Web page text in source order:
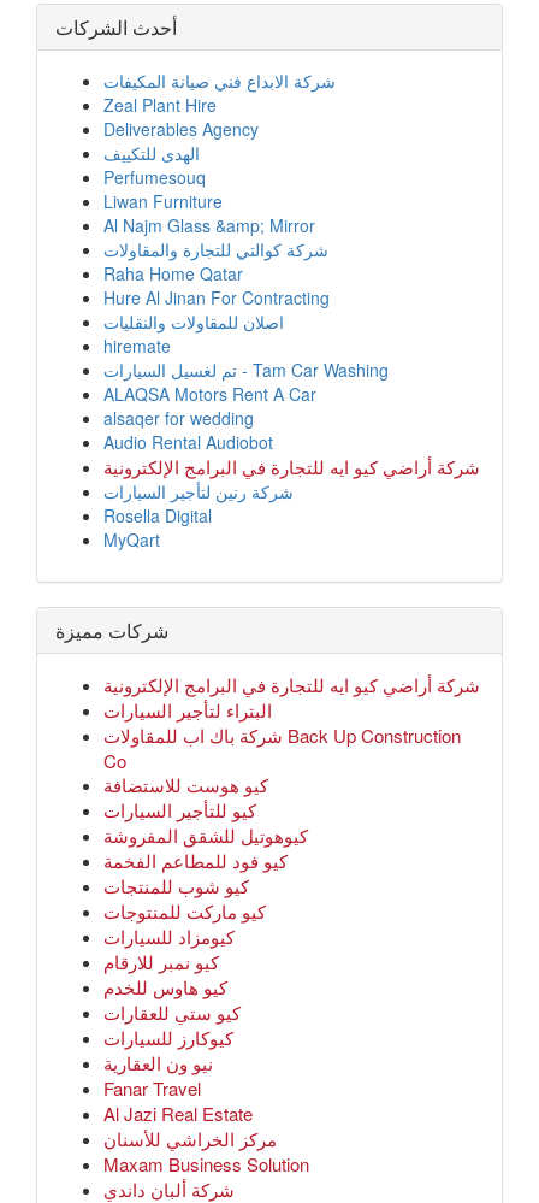
أحدث الشركات
شركة الابداع فني صيانة المكيفات
Zeal Plant Hire
Deliverables Agency
الهدى للتكييف
Perfumesouq
Liwan Furniture
Al Najm Glass &amp; Mirror
شركة كوالتي للتجارة والمقاولات
Raha Home Qatar
Hure Al Jinan For Contracting
اصلان للمقاولات والنقليات
hiremate
تم لغسيل السيارات - Tam Car Washing
ALAQSA Motors Rent A Car
alsaqer for wedding
Audio Rental Audiobot
شركة أراضي كيو ايه للتجارة في البرامج الإلكترونية
شركة رنين لتأجير السيارات
Rosella Digital
MyQart
شركات مميزة
شركة أراضي كيو ايه للتجارة في البرامج الإلكترونية
البتراء لتأجير السيارات
شركة باك اب للمقاولات Back Up Construction
Co
كيو هوست للاستضافة
كيو للتأجير السيارات
كيوهوتيل للشقق المفروشة
كيو فود للمطاعم الفخمة
كيو شوب للمنتجات
كيو ماركت للمنتوجات
كيومزاد للسيارات
كيو نمبر للارقام
كيو هاوس للخدم
كيو ستي للعقارات
كيوكارز للسيارات
نيو ون العقارية
Fanar Travel
Al Jazi Real Estate
مركز الخراشي للأسنان
Maxam Business Solution
شركة ألبان داندي